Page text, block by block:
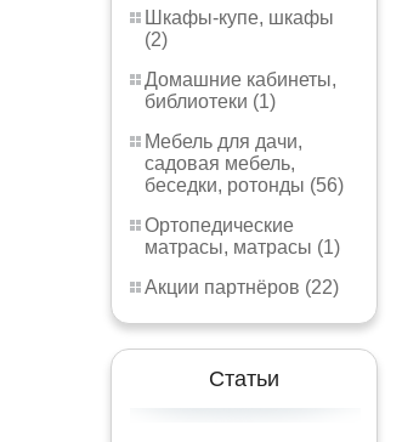
Шкафы-купе, шкафы
(2)
Домашние кабинеты,
библиотеки (1)
Мебель для дачи,
садовая мебель,
беседки, ротонды (56)
Ортопедические
матрасы, матрасы (1)
Акции партнёров (22)
Статьи